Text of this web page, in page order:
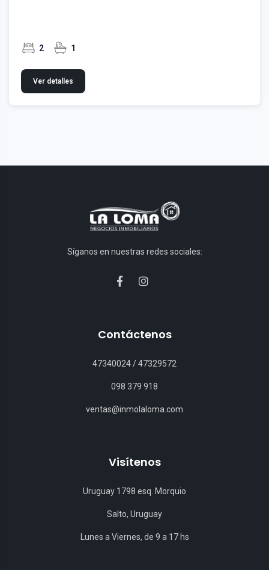
2 1
Ver detalles
Síganos en nuestras redes sociales:
Contáctenos
47340024/47329572
098 379 918
ventas@inmolaloma.com
Visítenos
Uruguay 1798 esq. Morquio
Salto, Uruguay
Lunes a Viernes, de 9 a 17 hs